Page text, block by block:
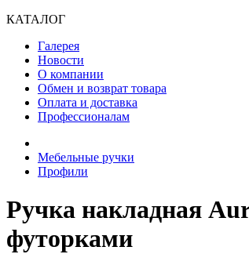
КАТАЛОГ
Галерея
Новости
О компании
Обмен и возврат товара
Оплата и доставка
Профессионалам
Мебельные ручки
Профили
Ручка накладная
футорками